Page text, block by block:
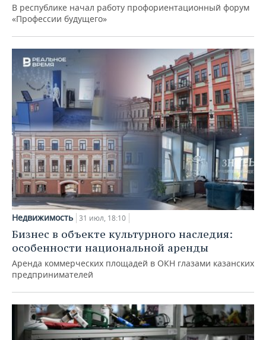
В республике начал работу профориентационный форум
«Профессии будущего»
Недвижимость 31 июл, 18:10
Бизнес в объекте культурного наследия:
особенности национальной аренды
Аренда коммерческих площадей в ОКН глазами казанских
предпринимателей